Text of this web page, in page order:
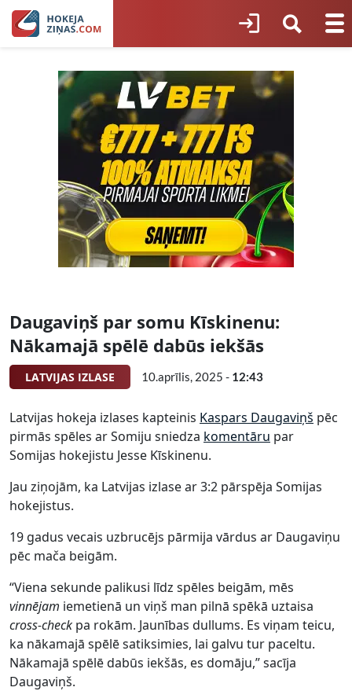
Daugaviņš par somu Kīskinenu:
Nākamajā spēlē dabūs iekšās
LATVIJAS IZLASE 10.aprīlis, 2025 - 12:43
Latvijas hokeja izlases kapteinis Kaspars Daugaviņš pēc
pirmās spēles ar Somiju sniedza komentāru par
Somijas hokejistu Jesse Kīskinenu.
Jau ziņojām, ka Latvijas izlase ar 3:2 pārspēja Somijas
hokejistus.
19 gadus vecais uzbrucējs pārmija vārdus ar Daugaviņu
pēc mača beigām.
“Viena sekunde palikusi līdz spēles beigām, mēs
vinnējam iemetienā un viņš man pilnā spēkā uztaisa
cross-check pa rokām. Jaunības dullums. Es viņam teicu,
ka nākamajā spēlē satiksimies, lai galvu tur paceltu.
Nākamajā spēlē dabūs iekšās, es domāju,” sacīja
Daugaviņš.